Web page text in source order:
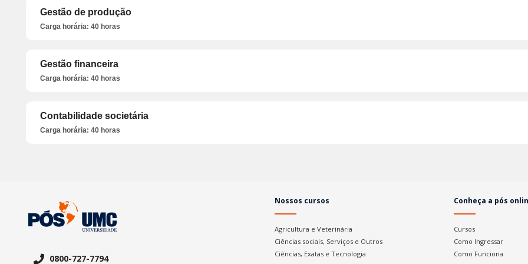
Gestão de produção
Carga horária: 40 horas
Gestão financeira
Carga horária: 40 horas
Contabilidade societária
Carga horária: 40 horas
0800-727-7794
Nossos cursos
Agricultura e Veterinária
Ciências sociais, Serviços e Outros
Ciências, Exatas e Tecnologia
Conheça a pós
Cursos
Como Ingressar
Como Funciona